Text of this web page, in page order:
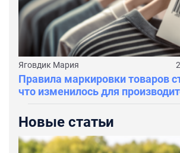
Яговдик Мария
Правила маркировки товаров
что изменилось для
Новые статьи